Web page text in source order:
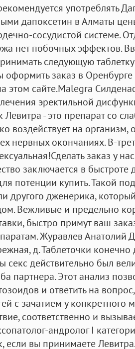
употреблять
дапоксетин в Алматы
сосудистой системе.
нет побочных эффектов.
следующую
заказ в
этом сайте.Malegra
эректильной
Левитра - это препарат со
воздействует на
нервных окончаниях. В-
заказ у
заключается в быстроте
потенции купить. Такой
другого дженерика,
Вежливые и предельно
быстро примут ваш
Журавлев Анатолий
д. Таблеточки
секс действительно был
партнера. Этот анализ
и ответить на
с зачатием у конкретного
соответственно и
андролог I
если вы принимаете